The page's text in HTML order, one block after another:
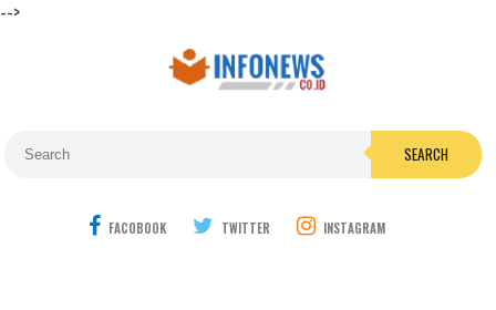
-->
SEARCH
FACOBOOK TWITTER INSTAGRAM